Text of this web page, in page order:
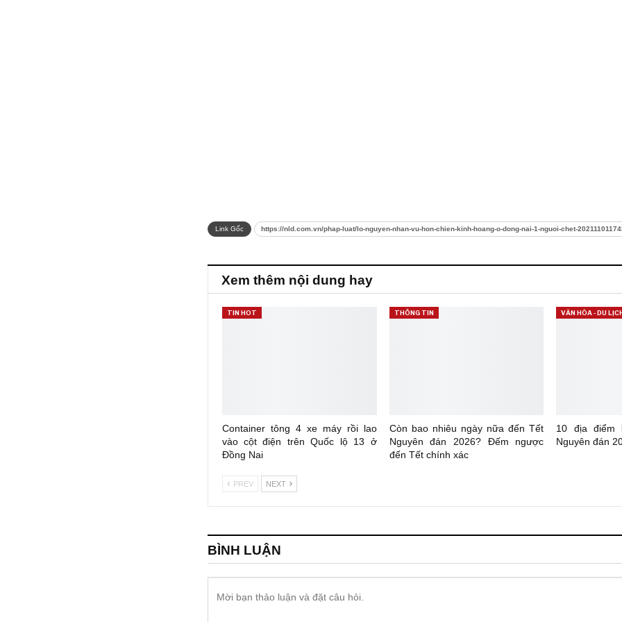
Link Gốc https://nld.com.vn/phap-luat/lo-nguyen-nhan-vu-hon-chien-kinh-hoang-o-dong-nai-1-nguoi-chet-
Xem thêm nội dung hay
TIN HOT
Container tông 4 xe máy rồi lao
vào cột điện trên Quốc lộ 13 ở
Đồng Nai
THÔNG TIN
Còn bao nhiêu ngày nữa đến Tết
Nguyên đán 2026? Đếm ngược
đến Tết chính xác
VĂN HÓA - DU
10 địa điểm
Nguyên đán
PREV NEXT
BÌNH LUẬN